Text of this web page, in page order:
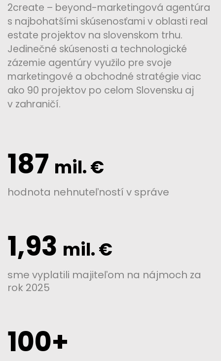
2create – beyond-marketingová agentúra
s najbohatšími skúsenosťami v oblasti real
estate projektov na slovenskom trhu.
Jedinečné skúsenosti a technologické
zázemie agentúry využilo pre svoje
marketingové a obchodné stratégie viac
ako 90 projektov po celom Slovensku aj
v zahraničí.
187 mil. €
hodnota nehnuteľností v správe
1,93 mil. €
sme vyplatili majiteľom na nájmoch za
rok 2025
100+